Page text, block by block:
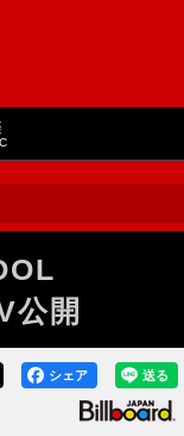
公開
送る
シェア